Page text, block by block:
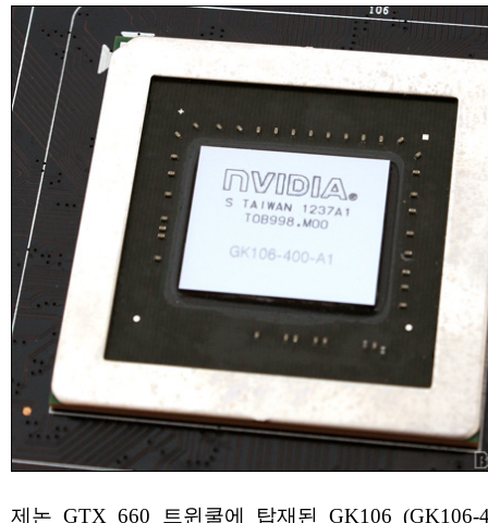
제논 GTX 660 트윈쿨에 탑재된 GK106 (GK106-